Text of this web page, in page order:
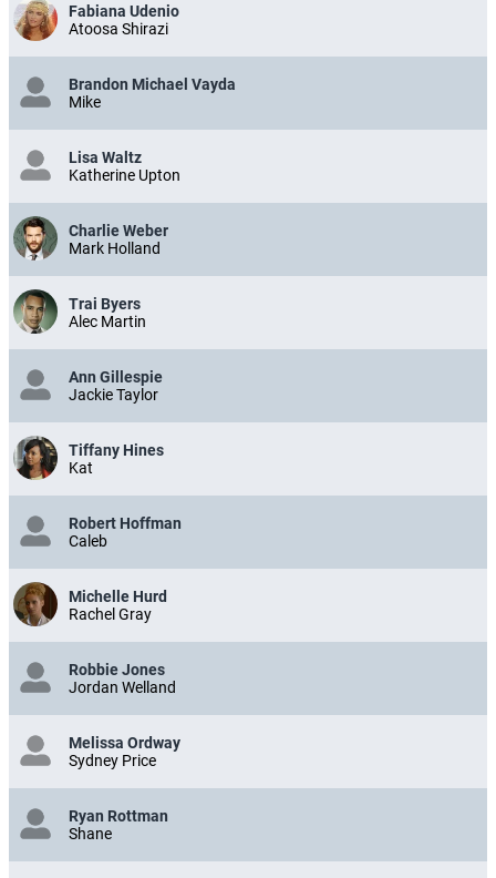
Fabiana Udenio
Atoosa Shirazi
Brandon Michael Vayda
Mike
Lisa Waltz
Katherine Upton
Charlie Weber
Mark Holland
Trai Byers
Alec Martin
Ann Gillespie
Jackie Taylor
Tiffany Hines
Kat
Robert Hoffman
Caleb
Michelle Hurd
Rachel Gray
Robbie Jones
Jordan Welland
Melissa Ordway
Sydney Price
Ryan Rottman
Shane